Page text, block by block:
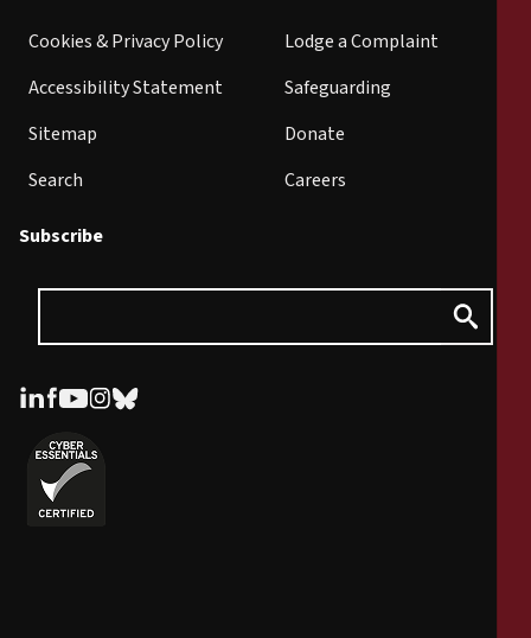
Cookies & Privacy Policy
Accessibility Statement
Sitemap
Search
Lodge a Complaint
Safeguarding
Donate
Careers
Subscribe